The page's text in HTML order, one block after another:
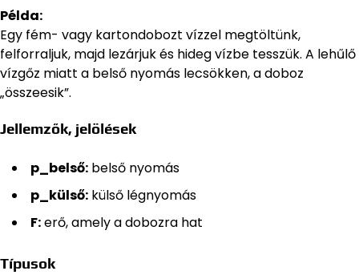
Példa:
Egy fém- vagy kartondobozt vízzel megtöltünk,
felforraljuk, majd lezárjuk és hideg vízbe tesszük. A lehűlő
vízgőz miatt a belső nyomás lecsökken, a doboz
„összeesik”.
Jellemzők, jelölések
p_belső: belső nyomás
p_külső: külső légnyomás
F:erő, amely a dobozra hat
Típusok